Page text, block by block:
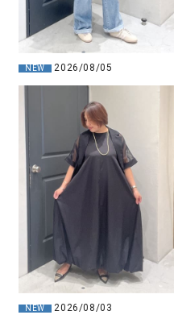
NEW 2026/08/05
NEW 2026/08/03